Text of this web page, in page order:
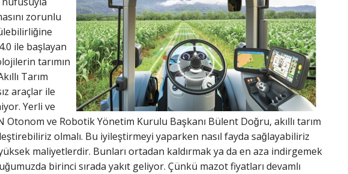
zorunlu
ile başlayan
tarımın
Tarım
araçlar ile
Yerli ve
ve Robotik Yönetim Kurulu Başkanı Bülent Doğru, akıllı tarım
olmalı. Bu iyileştirmeyi yaparken nasıl fayda sağlayabiliriz
maliyetlerdir. Bunları ortadan kaldırmak ya da en aza indirgemek
birinci sırada yakıt geliyor. Çünkü mazot fiyatları devamlı